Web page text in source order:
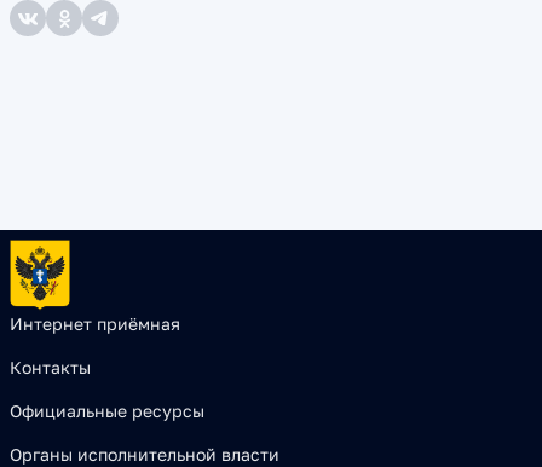
Интернет приёмная
Контакты
Официальные ресурсы
Органы исполнительной власти